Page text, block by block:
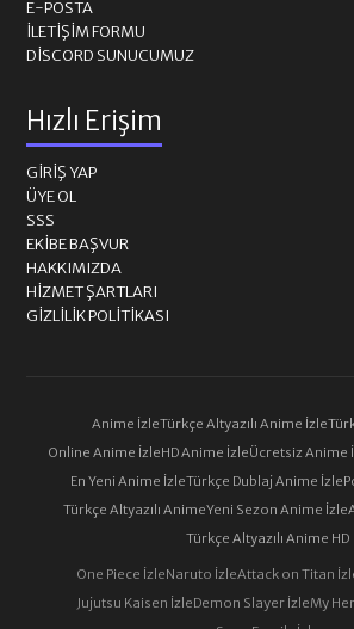
E-POSTA
İLETIŞIM FORMU
DISCORD SUNUCUMUZ
Hızlı Erişim
GIRIŞ YAP
ÜYE OL
SSS
EKIBE BAŞVUR
HAKKIMIZDA
HIZMET ŞARTLARI
GIZLILIK POLITIKASI
Anime İzleTürkçe Altyazılı Anime İzle
Online Anime İzleHD Anime İzleÜcretsiz Anime
En Yeni Anime İzleTürkçe Dublaj Anime İzle
Türkçe Altyazılı AnimeYeni Sezon Anime İzle
Türkçe Altyazılı Anime HD
One Piece İzleNaruto İzleAttack on Titan
Jujutsu Kaisen İzleDemon Slayer İzleMy